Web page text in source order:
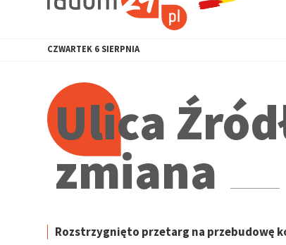
CZWARTEK 6 SIERPNIA
Ulica
zmiana
Rozstrzygnięto przetarg na przebudowę